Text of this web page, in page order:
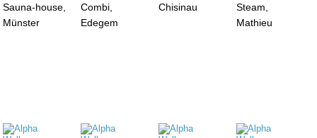
Sauna-house,
Münster
Combi,
Edegem
Chisinau
Steam,
Mathieu